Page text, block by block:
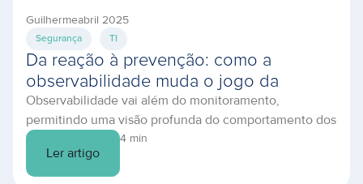
Guilhermeabril 2025
Segurança TI
Da reação à prevenção: como a
observabilidade muda o jogo da
infraestrutura em nuvem
Observabilidade vai além do monitoramento,
permitindo uma visão profunda do comportamento dos
sistemas. Descubra como prevenir falhas e otimizar
sua TI.Ler artigo
4 min